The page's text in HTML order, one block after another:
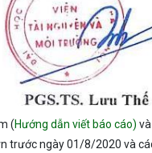
(Hướng dẫn viết báo cáo)
trước ngày 01/8/2020 và